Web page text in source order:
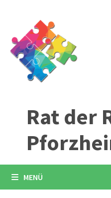
springen
Rat der
MENÜ